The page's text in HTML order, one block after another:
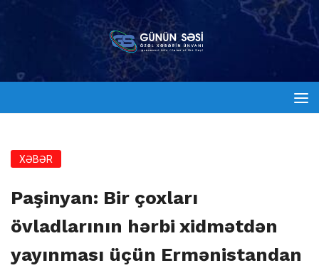
XƏBƏR
Paşinyan: Bir çoxları
övladlarının hərbi xidmətdən
yayınması üçün Ermənistandan